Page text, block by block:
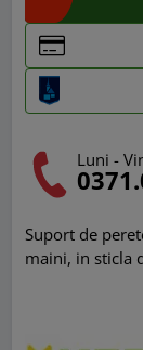
Luni -
Suport de
maini, in sticla